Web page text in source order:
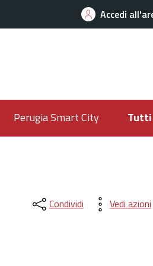
Accedi
Perugia Smart City
Condividi Vedi azioni